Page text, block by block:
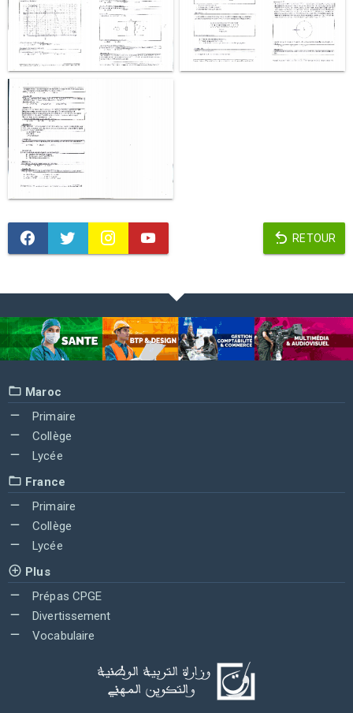
RETOUR
Maroc
Primaire
Collège
Lycée
France
Primaire
Collège
Lycée
Plus
Prépas CPGE
Divertissement
Vocabulaire